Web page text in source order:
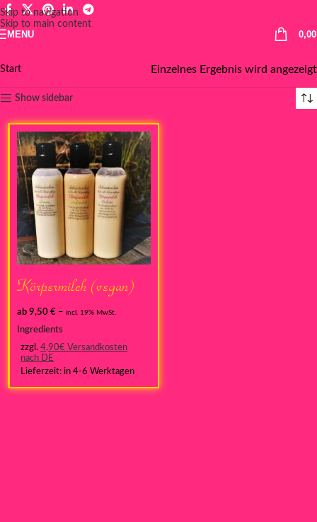
Skip to navigation
Skip to main content
MENU
Start Einzelnes Ergebnis wird angezeigt
Show sidebar
Körpermilch (vegan)
ab9,50€ –incl. 19% MwSt.
Ingredients
zzgl.4,90€ Versandkosten
nach DE
Lieferzeit:in 4-6 Werktagen